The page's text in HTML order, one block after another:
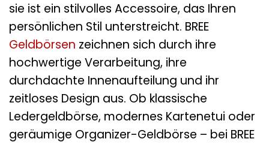
sie ist ein stilvolles Accessoire, das Ihren
persönlichen Stil unterstreicht. BREE
Geldbörsen zeichnen sich durch ihre
hochwertige Verarbeitung, ihre
durchdachte Innenaufteilung und ihr
zeitloses Design aus. Ob klassische
Ledergeldbörse, modernes Kartenetui oder
geräumige Organizer-Geldbörse – bei BREE